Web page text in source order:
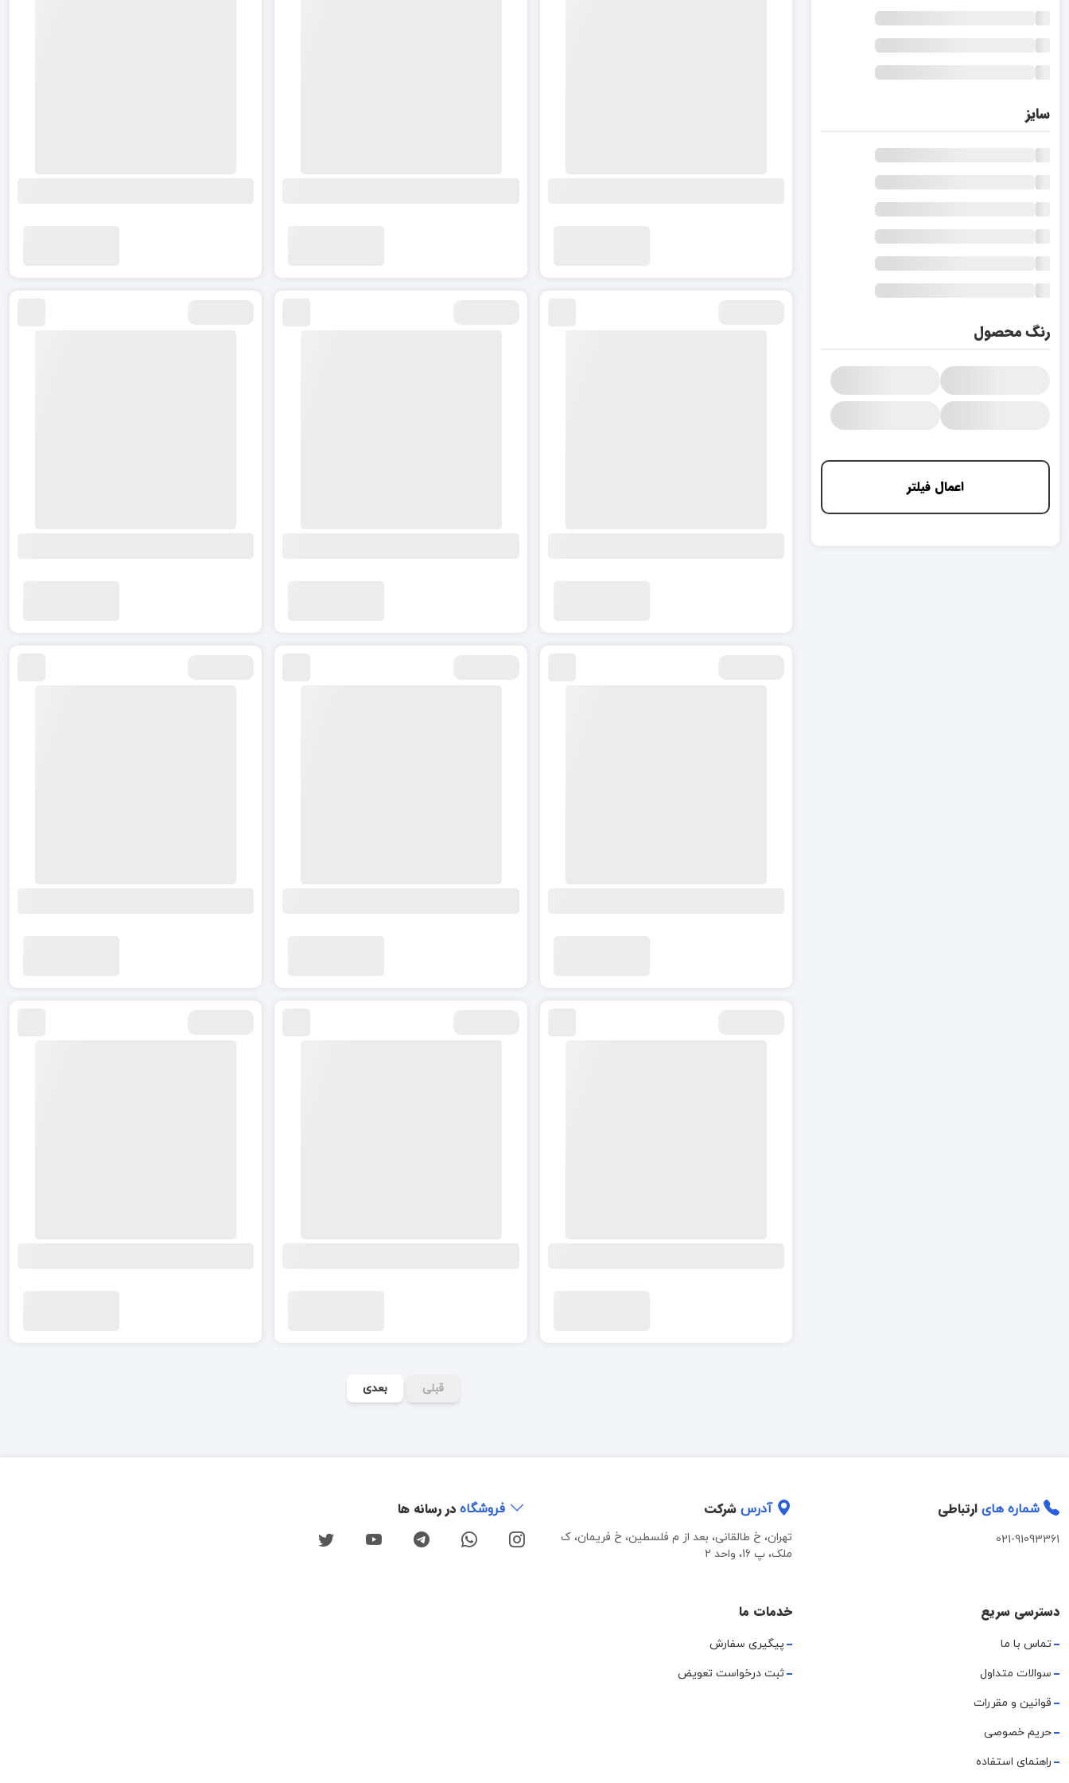
سایز
رنگ محصول
اعمال فیلتر
قبلی بعدی
شماره های ارتباطی
021-91093361
آدرس شرکت
تهران، خ طالقانی، بعد از م فلسطین، خ فریمان، ک
ملک، پ 16، واحد 2
فروشگاه در رسانه ها
دسترسی سریع
تماس با ما
سوالات متداول
قوانین و مقررات
حریم خصوصی
راهنمای استفاده
خدمات ما
پیگیری سفارش
ثبت درخواست تعویض